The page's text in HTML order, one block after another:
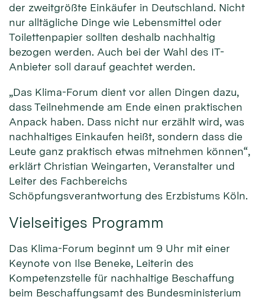
der zweitgrößte Einkäufer in Deutschland. Nicht
nur alltägliche Dinge wie Lebensmittel oder
Toilettenpapier sollten deshalb nachhaltig
bezogen werden. Auch bei der Wahl des IT-
Anbieter soll darauf geachtet werden.
„Das Klima-Forum dient vor allen Dingen dazu,
dass Teilnehmende am Ende einen praktischen
Anpack haben. Dass nicht nur erzählt wird, was
nachhaltiges Einkaufen heißt, sondern dass die
Leute ganz praktisch etwas mitnehmen können“,
erklärt Christian Weingarten, Veranstalter und
Leiter des Fachbereichs
Schöpfungsverantwortung des Erzbistums Köln.
Vielseitiges Programm
Das Klima-Forum beginnt um 9 Uhr mit einer
Keynote von Ilse Beneke, Leiterin des
Kompetenzstelle für nachhaltige Beschaffung
beim Beschaffungsamt des Bundesministerium